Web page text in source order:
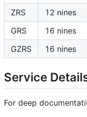
ZRS
12 nines
GRS
16 nines
GZRS
16 nines
Service
For deep